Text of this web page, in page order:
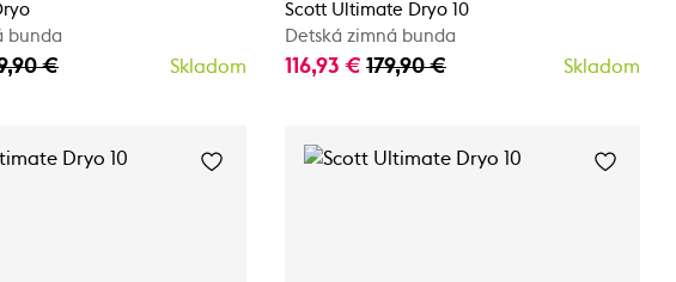
bunda
€ Skladom
Scott Ultimate Dryo 10
Detská zimná bunda
116,93 € 179,90 € Skladom